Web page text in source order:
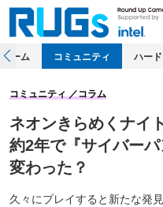
ホーム コミュニティ ハード
ネオンきらめくナイ
約2年で『サイバー
変わった？
久々にプレイすると新たな発
コミュニティ コラム